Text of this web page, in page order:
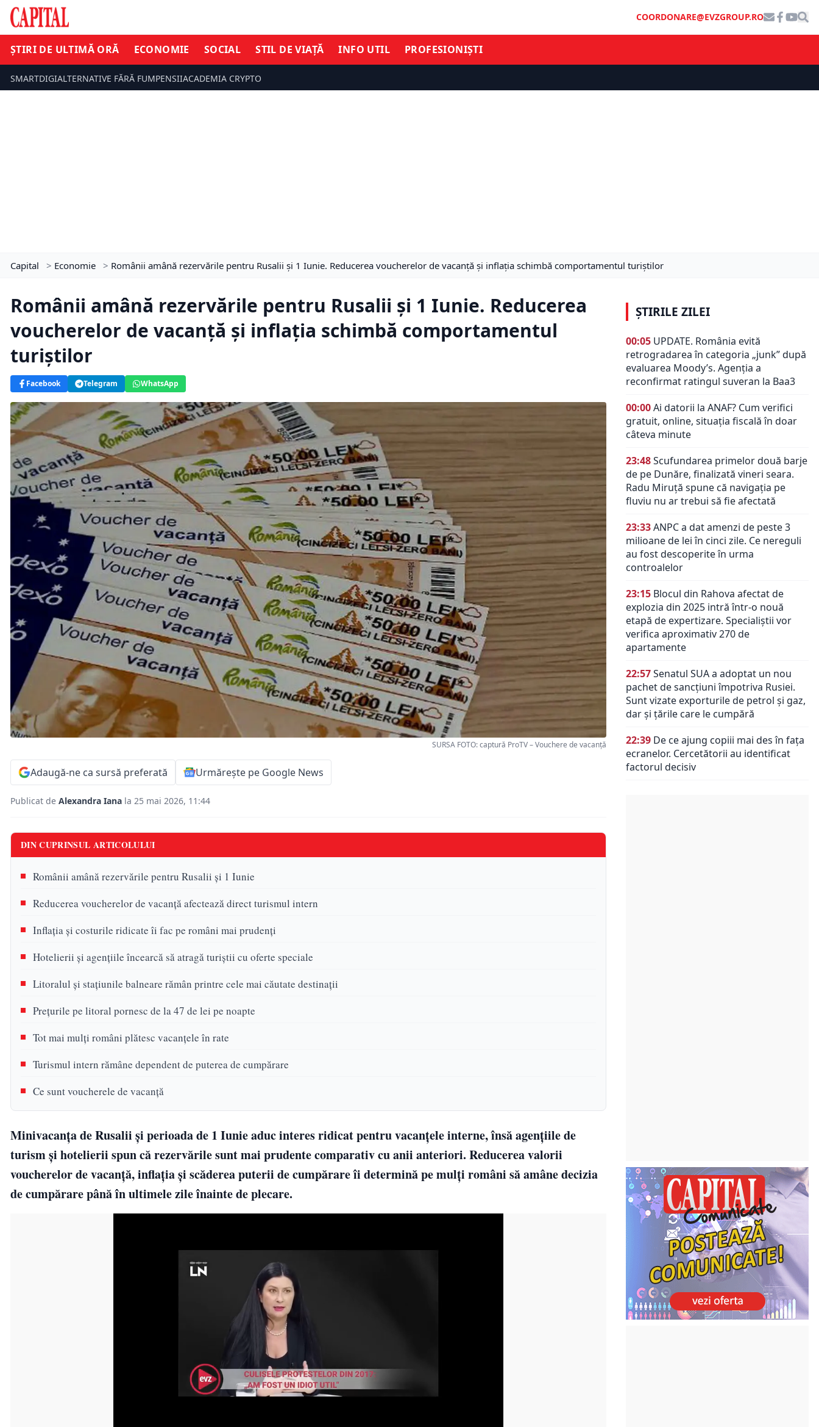
COORDONARE@EVZGROUP.RO
ȘTIRI DE ULTIMĂ ORĂ ECONOMIE SOCIAL STIL DE VIAȚĂ INFO UTIL PROFESIONIȘTI
SMARTDIGIALTERNATIVE FĂRĂ FUMPENSIIACADEMIA CRYPTO
Capital > Economie > Românii amână rezervările pentru Rusalii și 1 Iunie. Reducerea voucherelor de vacanță și inflația schimbă comportamentul turiștilor
Românii amână rezervările pentru Rusalii și 1 Iunie. Reducerea
voucherelor de vacanță și inflația schimbă comportamentul
turiștilor
Facebook Telegram WhatsApp
SURSA FOTO: captură ProTV – Vouchere de vacanță
Adaugă-ne ca sursă preferată Urmărește pe Google News
Publicat de Alexandra Iana la 25 mai 2026, 11:44
DIN CUPRINSUL ARTICOLULUI
Românii amână rezervările pentru Rusalii și 1 Iunie
Reducerea voucherelor de vacanță afectează direct turismul intern
Inflația și costurile ridicate îi fac pe români mai prudenți
Hotelierii și agențiile încearcă să atragă turiștii cu oferte speciale
Litoralul și stațiunile balneare rămân printre cele mai căutate destinații
Prețurile pe litoral pornesc de la 47 de lei pe noapte
Tot mai mulți români plătesc vacanțele în rate
Turismul intern rămâne dependent de puterea de cumpărare
Ce sunt voucherele de vacanță
Minivacanța de Rusalii și perioada de 1 Iunie aduc interes ridicat pentru vacanțele interne, însă agențiile de
turism și hotelierii spun că rezervările sunt mai prudente comparativ cu anii anteriori. Reducerea valorii
voucherelor de vacanță, inflația și scăderea puterii de cumpărare îi determină pe mulți români să amâne decizia
de cumpărare până în ultimele zile înainte de plecare.
ȘTIRILE ZILEI
00:05 UPDATE. România evită
retrogradarea în categoria „junk” după
evaluarea Moody’s. Agenția a
reconfirmat ratingul suveran la Baa3
00:00Ai datorii la ANAF? Cum verifici
gratuit, online, situația fiscală în doar
câteva minute
23:48Scufundarea primelor două barje
de pe Dunăre, finalizată vineri seara.
Radu Miruță spune că navigația pe
fluviu nu ar trebui să fie afectată
23:33ANPC a dat amenzi de peste 3
milioane de lei în cinci zile. Ce nereguli
au fost descoperite în urma
controalelor
23:15 Blocul din Rahova afectat de
explozia din 2025 intră într-o nouă
etapă de expertizare. Specialiștii vor
verifica aproximativ 270 de
apartamente
22:57Senatul SUA a adoptat un nou
pachet de sancțiuni împotriva Rusiei.
Sunt vizate exporturile de petrol și gaz,
dar și țările care le cumpără
22:39 De ce ajung copiii mai des în fața
ecranelor. Cercetătorii au identificat
factorul decisiv